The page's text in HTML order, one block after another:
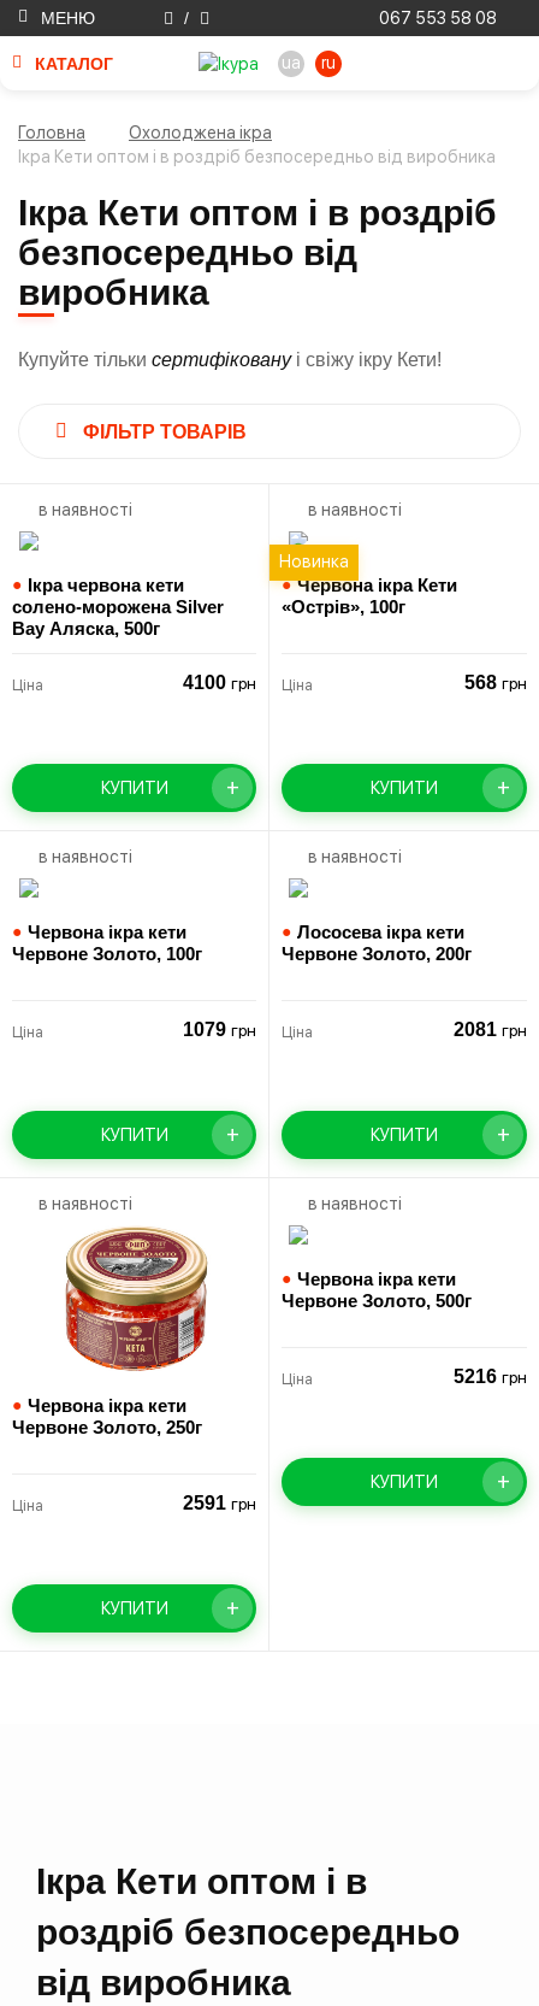
МЕНЮ / 067 553 58 08
ua ru
КАТАЛОГ
Головна
Охолоджена ікра
Ікра Кети оптом і в роздріб безпосередньо від виробника
Ікра Кети оптом і в роздріб
безпосередньо від
виробника
Купуйте тільки сертифіковануі свіжу ікру Кети!
ФІЛЬТР ТОВАРІВ
в наявності
● Ікра червона кети
солено-морожена Silver
Bay Аляска, 500г
Ціна 4100 грн
+
КУПИТИ
в наявності
Новинка
● Червона ікра Кети
«Острів», 100г
Ціна 568 грн
+
КУПИТИ
в наявності
● Червона ікра кети
Червоне Золото, 100г
Ціна 1079 грн
+
КУПИТИ
в наявності
● Лососева ікра кети
Червоне Золото, 200г
Ціна 2081 грн
+
КУПИТИ
в наявності
● Червона ікра кети
Червоне Золото, 250г
Ціна 2591 грн
+
КУПИТИ
в наявності
● Червона ікра кети
Червоне Золото, 500г
Ціна 5216 грн
+
КУПИТИ
Ікра Кети оптом і в
роздріб безпосередньо
від виробника